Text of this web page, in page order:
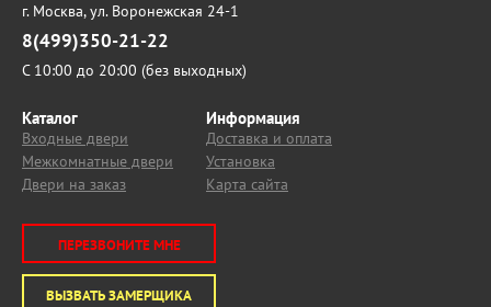
г. Москва,ул. Воронежская 24-1
8(499)350-21-22
С 10:00 до 20:00 (без выходных)
Каталог
Входные двери
Межкомнатные двери
Двери на заказ
Информация
Доставка и оплата
Установка
Карта сайта
ПЕРЕЗВОНИТЕ МНЕ
ВЫЗВАТЬ ЗАМЕРЩИКА